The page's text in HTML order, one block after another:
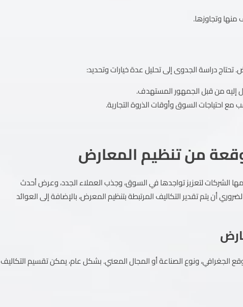
وتجاوزها.
دراسة الجدوى إلى تحليل عدة خيارات وتحديد:
إليه من قبل الجمهور المستهدف.
مع احتياجات السوق وأوقات الذروة التجارية.
من تنظيم المعارض
الشركات لتعزيز تواجدها في السوق، وجذب العملاء الجدد، وعرض أحدث
أن يتم تقدير التكاليف المرتبطة بتنظيم المعرض، بالإضافة إلى العوائد
الجغرافي، ونوع الصناعة أو المجال المعني. بشكل عام، يمكن تقسيم التكاليف